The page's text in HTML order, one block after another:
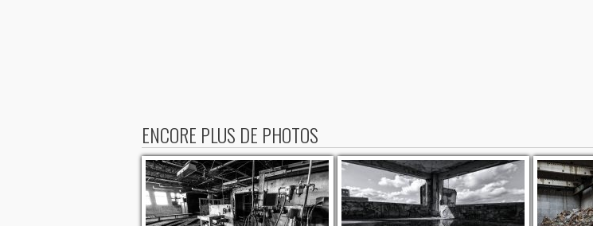
ENCORE PLUS DE PHOTOS